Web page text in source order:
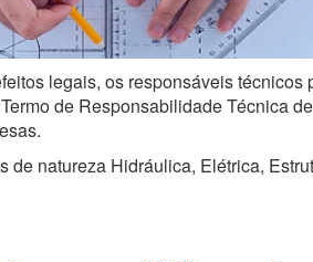
legais, os responsáveis
de Responsabilidade Técnica
natureza Hidráulica, Elétrica,